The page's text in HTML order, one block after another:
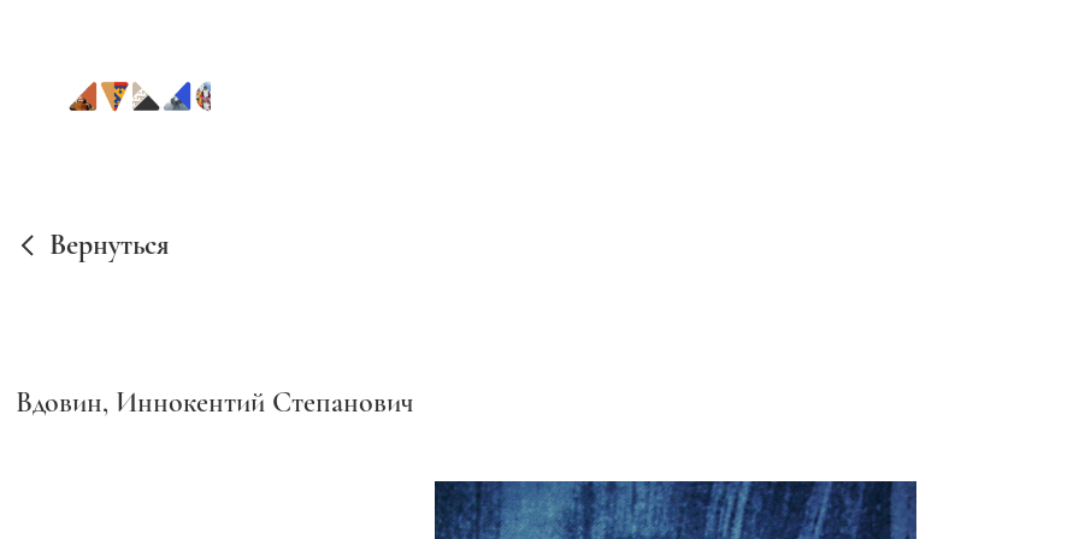
Вернуться
Вдовин, Иннокентий Степанович